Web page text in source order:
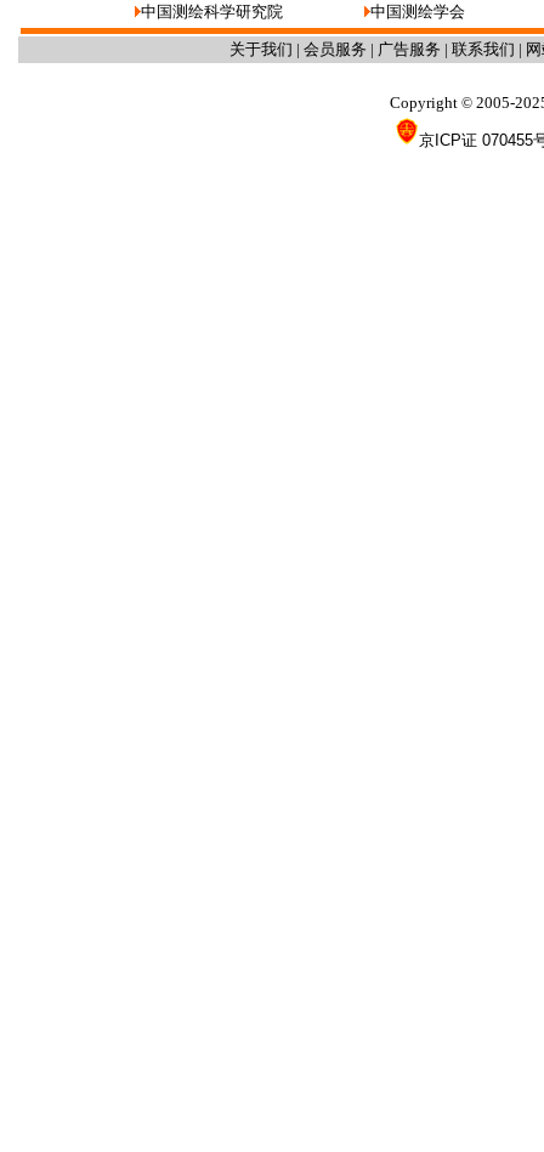
中国测绘科学研究院
中国测绘学会
关于我们 | 会员服务 | 广告服务 | 联系我们 |
Copyright © 2005-
京ICP证 070455